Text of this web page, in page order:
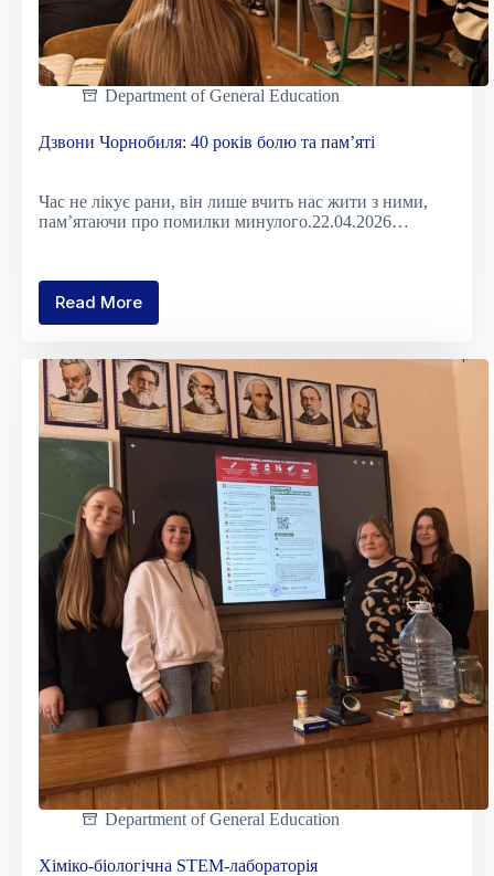
Department of General Education
Дзвони Чорнобиля: 40 років болю та пам’яті
Час не лікує рани, він лише вчить нас жити з ними,
пам’ятаючи про помилки минулого.22.04.2026…
Read More
Дзвони
років
болю
та
пам’яті
Department of General Education
Хіміко-біологічна STEM-лабораторія